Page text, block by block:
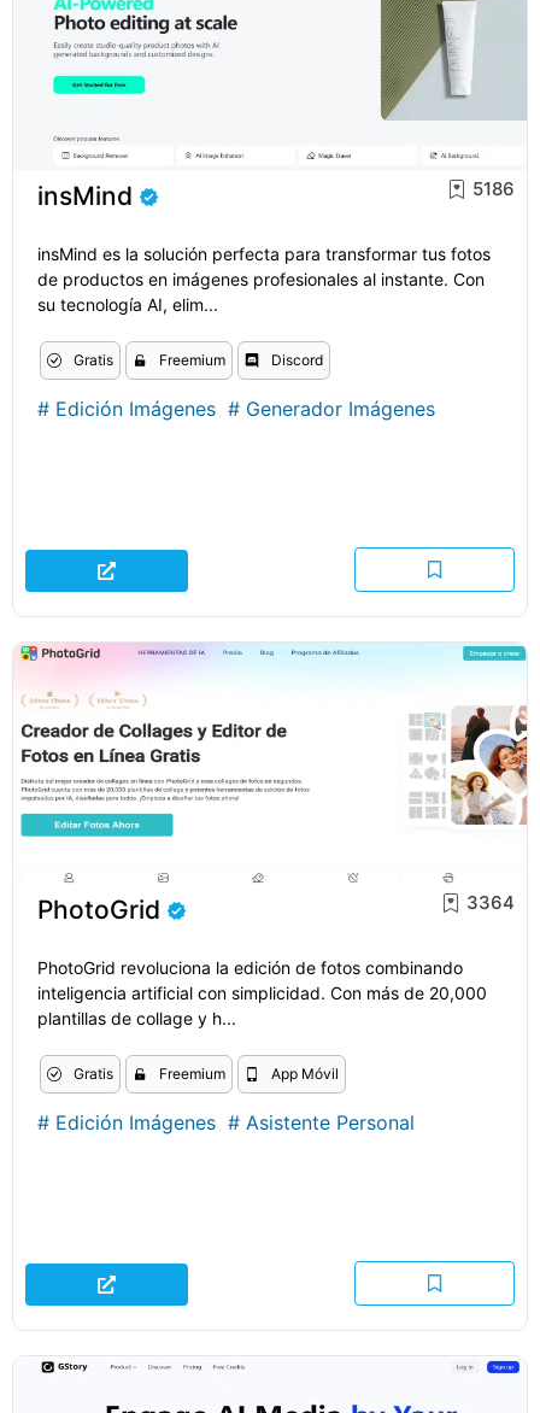
insMind 5186
insMind es la solución perfecta para transformar tus fotos
de productos en imágenes profesionales al instante. Con
su tecnología AI, elim...
Gratis Freemium Discord
# Edición Imágenes # Generador Imágenes
PhotoGrid 3364
PhotoGrid revoluciona la edición de fotos combinando
inteligencia artificial con simplicidad. Con más de 20,000
plantillas de collage y h...
Gratis Freemium App Móvil
# Edición Imágenes # Asistente Personal